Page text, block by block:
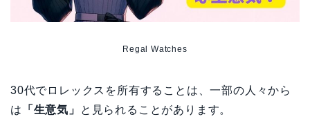
Regal Watches
30代でロレックスを所有することは、一部の人々から
は
「生意気」 と見られることがあります。